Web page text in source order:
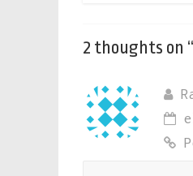
2 thoughts on “